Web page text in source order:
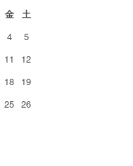
金
土
4
5
11
12
18 19
25 26